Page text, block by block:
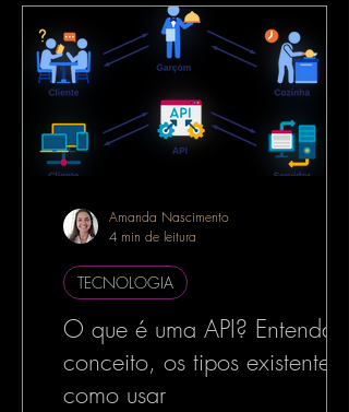
O que é uma API? Entenda o
conceito, os tipos existentes e
como usar
TECNOLOGIA
Amanda Nascimento
4 min de leitura